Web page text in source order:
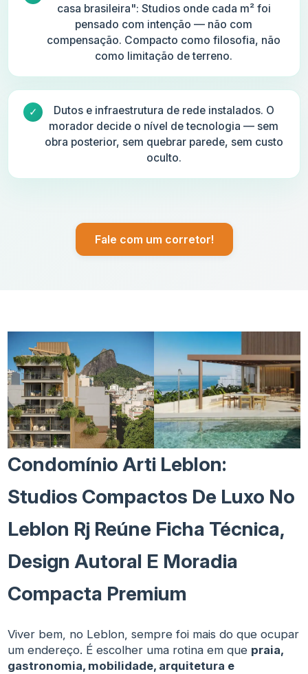
casa brasileira": Studios onde cada m² foi
pensado com intenção — não com
compensação. Compacto como filosofia, não
como limitação de terreno.
Dutos e infraestrutura de rede instalados. O
morador decide o nível de tecnologia — sem
obra posterior, sem quebrar parede, sem custo
oculto.
Fale com um corretor!
Condomínio Arti Leblon:
Studios Compactos De Luxo No
Leblon Rj Reúne Ficha Técnica,
Design Autoral E Moradia
Compacta Premium
Viver bem, no Leblon, sempre foi mais do que ocupar
um endereço. É escolher uma rotina em que praia,
gastronomia, mobilidade, arquitetura e